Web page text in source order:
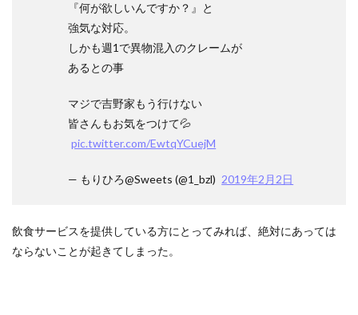
『何が欲しいんですか？』と
強気な対応。
しかも週1で異物混入のクレームが
あるとの事
マジで吉野家もう行けない
皆さんもお気をつけて💦
pic.twitter.com/EwtqYCuejM
— もりひろ@Sweets (@1_bzl) 2019年2月2日
飲食サービスを提供している方にとってみれば、絶対にあっては
ならないことが起きてしまった。